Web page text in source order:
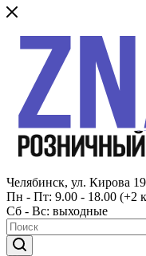
Челябинск, ул. Кирова
Пн - Пт: 9.00 - 18.00 (+2
Сб - Вс: выходные